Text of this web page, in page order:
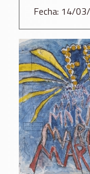
Fecha: 14/